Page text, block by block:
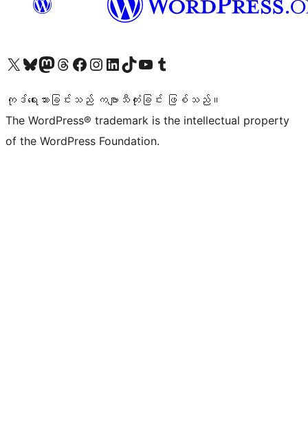
ကျွန်ုပ်တို့၏ X (ယခင် Twitter) အကောင့်သို့ သွားရောက်ကြည့်ရှုပါကျွန်ုပ်တို့၏ Bluesky အကောင့်သို့ ဝင်ရောက်ကြည့်ရှုရန်
ကျွန်ုပ်တို့၏ Mastodon အကောင့်သို့ သွားရောက်ကြည့်ရှုပါကျွန်ုပ်တို့၏ Threads အကောင့်သို့ ဝင်ရောက်ကြည့်ရှုရန်
ကျွန်ုပ်တို့၏ Facebook စာမျက်နှာသို့ သွားရောက်ကြည့်ရှုပါကျွန်ုပ်တို့၏ Instagram အကောင့်သို့ သွားရောက်ကြည့်ရှုပါ ကျွန်ုပ်တို့၏ LinkedIn အကောင့်သို့ သွားရောက်ကြည့်ရှုပါကျွန်ုပ်တို့၏ TikTok အကောင့်သို့ ဝင်ရောက်ကြည့်ရှုရန်
ကျွန်ုပ်တို့၏ YouTube ချန်နယ်သို့ သွားရောက်ကြည့်ရှုပါ ကျွန်ုပ်တို့၏ Tumblr အကောင့်သို့ ဝင်ရောက်ကြည့်ရှုရန်
ကုဒ်ရေးသားခြင်းသည် ကဗျာသီကုံးခြင်း ဖြစ်သည်။
The WordPress® trademark is the intellectual property
of the WordPress Foundation.